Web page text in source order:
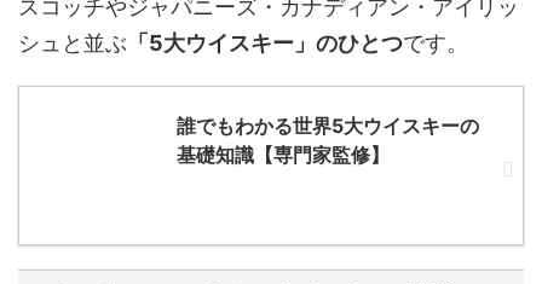
スコッチやジャパニーズ・カナディアン・アイリッ
シュと並ぶ 「5大ウイスキー」のひとつです。
誰でもわかる世界5大ウイスキーの
基礎知識【専門家監修】